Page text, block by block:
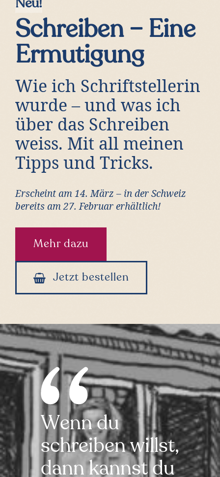
Neu!
Schreiben – Eine
Ermutigung
Wie ich Schriftstellerin
wurde – und was ich
über das Schreiben
weiss. Mit all meinen
Tipps und Tricks.
Erscheint am 14. März – in der Schweiz
bereits am 27. Februar erhältlich!
Mehr dazu
Jetzt bestellen
Wenn du
schreiben willst,
dann kannst du